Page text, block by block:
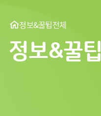
정보&꿀팁전체
정보&꿀팁